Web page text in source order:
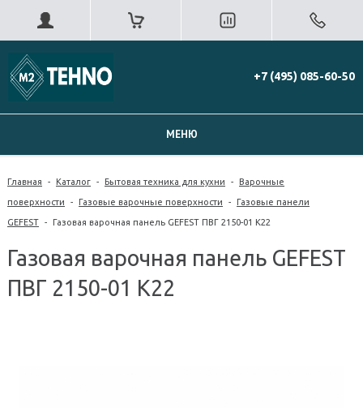
+7 (495) 085-60-50
МЕНЮ
Главная - Каталог - Бытовая техника для кухни - Варочные
поверхности - Газовые варочные поверхности - Газовые панели
GEFEST - Газовая варочная панель GEFEST ПВГ 2150-01 К22
Газовая варочная панель GEFEST
ПВГ 2150-01 К22